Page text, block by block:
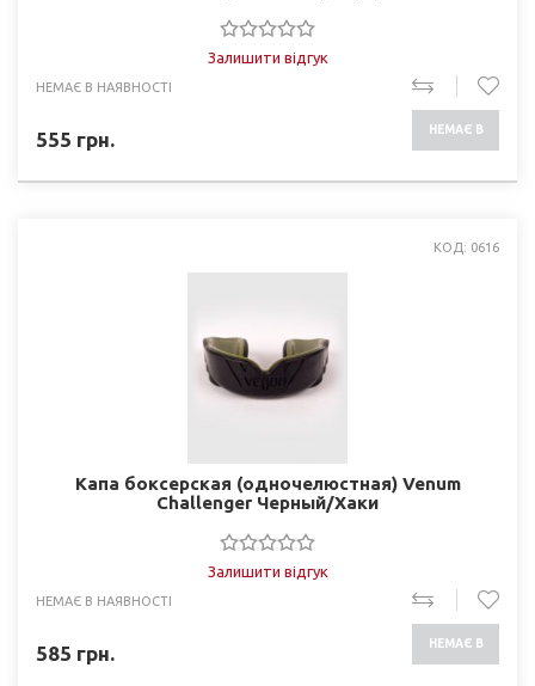
Залишити відгук
НЕМАЄ В НАЯВНОСТІ
555 грн. НЕМАЄ В
КОД: 0616
Капа боксерская (одночелюстная) Venum
Challenger Черный/Хаки
Залишити відгук
НЕМАЄ В НАЯВНОСТІ
585 грн. НЕМАЄ В